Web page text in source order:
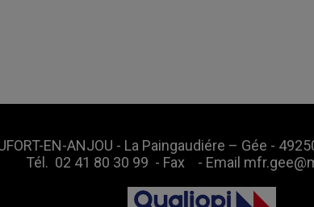
EN-ANJOU - La Paingaudiére – Gée -
Tél. 02 41 80 30 99 - Fax - Email